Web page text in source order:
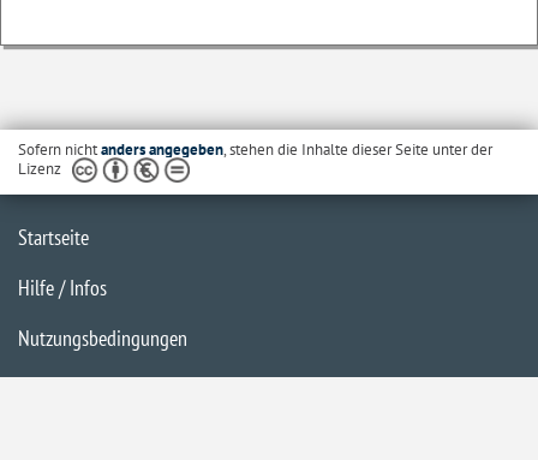
Sofern nichtanders angegeben, stehen die Inhalte dieser Seite unter der
Lizenz
Startseite
Hilfe / Infos
Nutzungsbedingungen